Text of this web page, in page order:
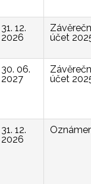
31. 12.
2026
účet
30. 06.
2027
účet
31. 12.
2026